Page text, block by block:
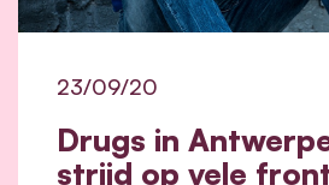
Drugs in
strijd op vele
23/09/20